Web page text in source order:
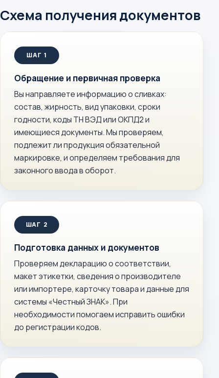
Схема получения документов
Обращение и первичная проверка
Вы направляете информацию о сливках:
состав, жирность, вид упаковки, сроки
годности, коды ТН ВЭД или ОКПД2 и
имеющиеся документы. Мы проверяем,
подлежит ли продукция обязательной
маркировке, и определяем требования для
законного ввода в оборот.
Подготовка данных и документов
Проверяем декларацию о соответствии,
макет этикетки, сведения о производителе
или импортере, карточку товара и данные для
системы «Честный ЗНАК». При
необходимости помогаем исправить ошибки
до регистрации кодов.